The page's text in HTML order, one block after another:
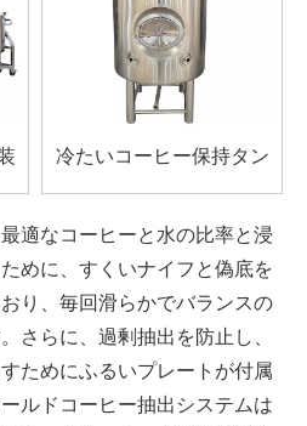
冷たいコーヒー保持タン
ク
適なコーヒーと水の比率と浸
めに、すくいナイフと偽底を
り、毎回滑らかでバランスの
さらに、過剰抽出を防止し、
ためにふるいプレートが付属
ルドコーヒー抽出システムは